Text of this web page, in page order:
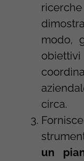
modo,
circa.
un